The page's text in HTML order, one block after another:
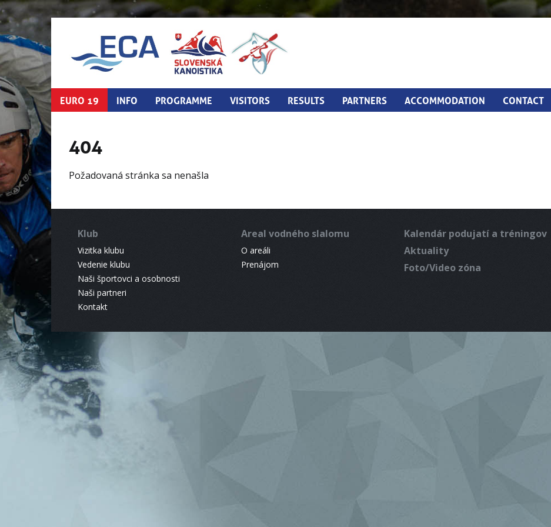
EURO 19 INFO PROGRAMME VISITORS RESULTS PARTNERS ACCOMMODATION CONTACT
404
Požadovaná stránka sa nenašla
Klub
Vizitka klubu
Vedenie klubu
Naši športovci a osobnosti
Naši partneri
Kontakt
Areal vodného slalomu
O areáli
Prenájom
Kalendár podujatí a tréningov
Aktuality
Foto/Video zóna